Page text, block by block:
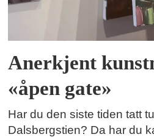
Anerkjent
«åpen gate»
Har du den siste tiden tatt
Dalsbergstien? Da har du